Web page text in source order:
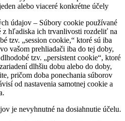
alebo viaceré konkrétne účely
údajov – Súbory cookie používané
z hľadiska ich trvanlivosti rozdeliť na
tzv. „session cookie,“ ktoré sú iba
vašom prehliadači iba do tej doby,
tzv. „persistent cookie“, ktoré
dlhšiu dobu alebo do doby,
pričom doba ponechania súborov
od nastavenia samotnej cookie a
je nevyhnutné na dosiahnutie účelu.